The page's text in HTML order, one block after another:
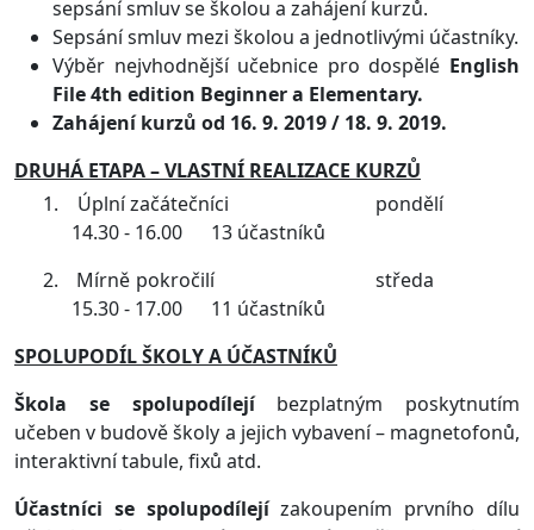
sepsání smluv se školou a zahájení kurzů.
Sepsání smluv mezi školou a jednotlivými účastníky.
Výběr nejvhodnější učebnice pro dospělé English
File 4th edition Beginnera Elementary.
Zahájení kurzů od 16. 9. 2019 / 18. 9. 2019.
DRUHÁ ETAPA – VLASTNÍ REALIZACE KURZŮ
1.
Úplní začátečníci
pondělí
14.30 - 16.00
13 účastníků
2.
Mírně pokročilí
středa
15.30 - 17.00
11 účastníků
SPOLUPODÍL ŠKOLY A ÚČASTNÍKŮ
Škola se spolupodílejíbezplatným poskytnutím
učeben v budově školy a jejich vybavení – magnetofonů,
interaktivní tabule, fixů atd.
Účastníci se spolupodílejízakoupením prvního dílu